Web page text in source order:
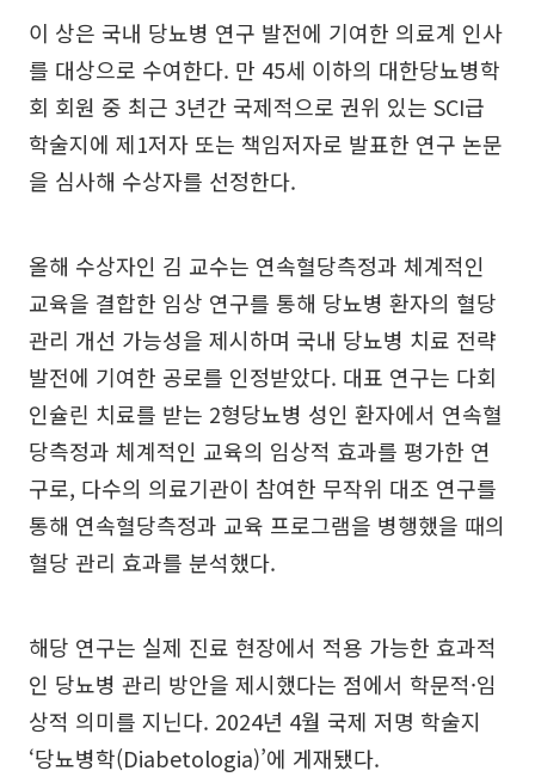
이 상은 국내 당뇨병 연구 발전에 기여한 의료계 인사
를 대상으로 수여한다. 만 45세 이하의 대한당뇨병학
회 회원 중 최근 3년간 국제적으로 권위 있는 SCI급
학술지에 제1저자 또는 책임저자로 발표한 연구 논문
을 심사해 수상자를 선정한다.
올해 수상자인 김 교수는 연속혈당측정과 체계적인
교육을 결합한 임상 연구를 통해 당뇨병 환자의 혈당
관리 개선 가능성을 제시하며 국내 당뇨병 치료 전략
발전에 기여한 공로를 인정받았다. 대표 연구는 다회
인슐린 치료를 받는 2형당뇨병 성인 환자에서 연속혈
당측정과 체계적인 교육의 임상적 효과를 평가한 연
구로, 다수의 의료기관이 참여한 무작위 대조 연구를
통해 연속혈당측정과 교육 프로그램을 병행했을 때의
혈당 관리 효과를 분석했다.
해당 연구는 실제 진료 현장에서 적용 가능한 효과적
인 당뇨병 관리 방안을 제시했다는 점에서 학문적·임
상적 의미를 지닌다. 2024년 4월 국제 저명 학술지
‘당뇨병학(Diabetologia)’에 게재됐다.